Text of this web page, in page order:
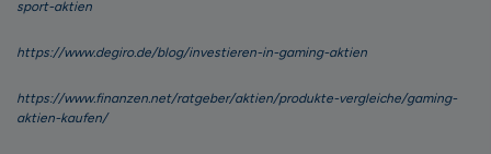
sport-aktien
https://www.degiro.de/blog/investieren-in-gaming-aktien
https://www.finanzen.net/ratgeber/aktien/produkte-vergleiche/gaming-
aktien-kaufen/